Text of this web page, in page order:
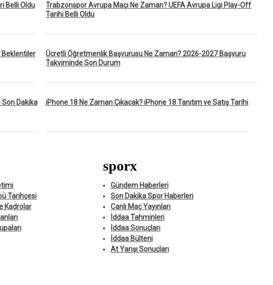
Belli Oldu
Beklentiler
Son Dakika
Trabzonspor Avrupa Maçı Ne Zaman? UEFA Avrupa Ligi Play-Off
Tarihi Belli Oldu
Ücretli Öğretmenlik Başvurusu Ne Zaman? 2026-2027 Başvuru
Takviminde Son Durum
iPhone 18 Ne Zaman Çıkacak? iPhone 18 Tanıtım ve Satış Tarihi
Tarihçesi
Kadrolar
sporx
Gündem Haberleri
Son Dakika Spor Haberleri
Canlı Maç Yayınları
İddaa Tahminleri
İddaa Sonuçları
İddaa Bülteni
At Yarışı Sonuçları